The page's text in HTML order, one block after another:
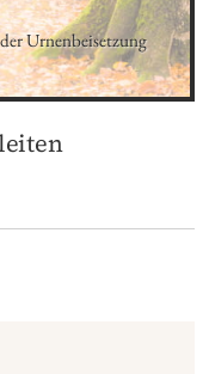
Urnenbeisetzung
weiterleiten
kopieren